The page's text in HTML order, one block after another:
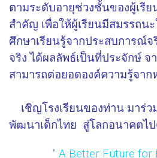
ตามระดับอายุช่วงชั้นของผู้เรีย
สำคัญ เพื่อให้ผู้เรียนมีสมรรถน
ศึกษาเรียนรู้จากประสบการณ์
จริง ได้ผลลัพธ์เป็นที่ประจักษ์ จ
สามารถต่อยอดองค์ความรู้จา
เชิญโรงเรียนของท่าน มาร่ว
พัฒนาเด็กไทย สู่โลกอนาคตไ
" A Better Future for